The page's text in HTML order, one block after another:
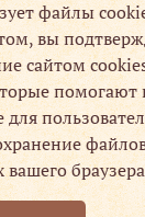
файлы
вы
сайтом
помогают
для
вашего
18:00
сб,
в